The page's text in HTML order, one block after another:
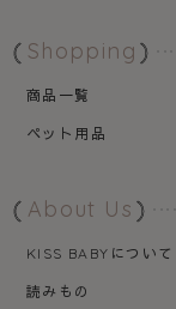
Shopping
商品一覧
ペット用品
About Us
KISS BABY について
読みもの